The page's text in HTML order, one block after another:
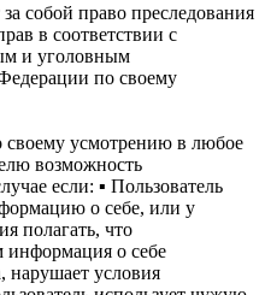
собой право преследования
в соответствии с
и уголовным
по своему
своему усмотрению в любое
возможность
если: ▪ Пользователь
о себе, или у
полагать, что
информация о себе
нарушает условия